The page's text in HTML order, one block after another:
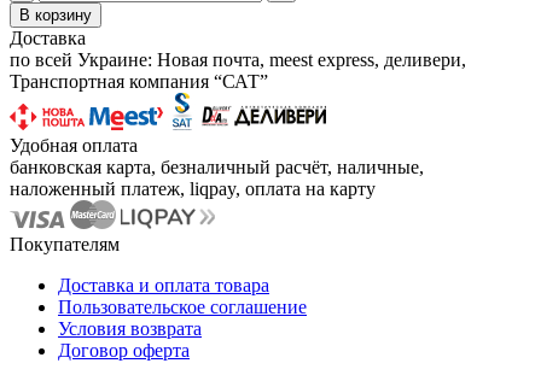
В корзину
Доставка
по всей Украине: Новая почта, meest express, деливери,
Транспортная компания “САТ”
Удобная оплата
банковская карта, безналичный расчёт, наличные,
наложенный платеж, liqpay, оплата на карту
Покупателям
Доставка и оплата товара
Пользовательское соглашение
Условия возврата
Договор оферта